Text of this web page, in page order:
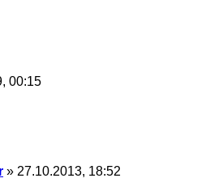
00:15
» 27.10.2013, 18:52